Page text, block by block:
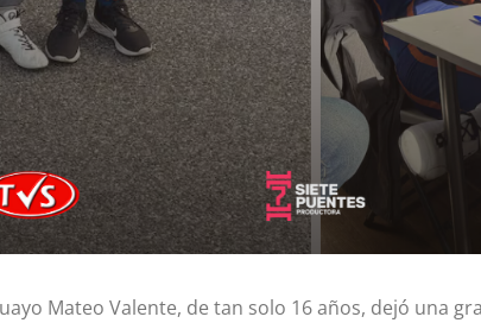
Mateo Valente, de tan solo 16 años, dejó una